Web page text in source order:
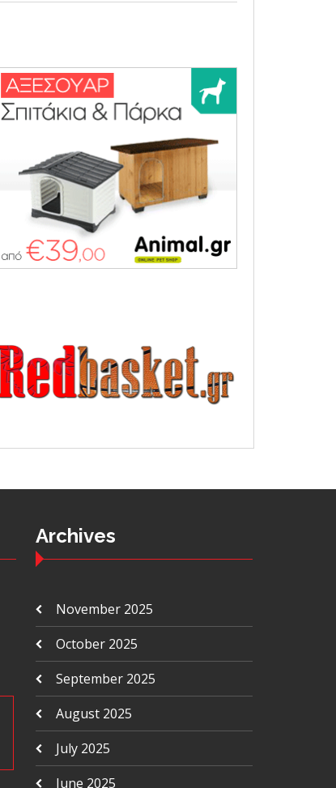
Archives
November 2025
October 2025
September 2025
August 2025
July 2025
June 2025